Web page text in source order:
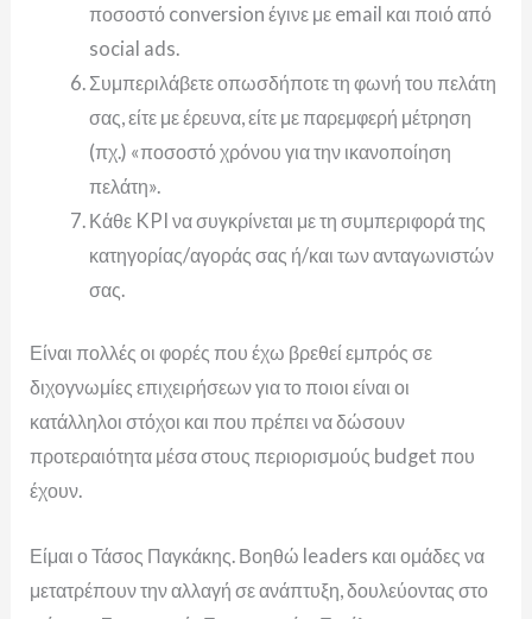
ποσοστό conversion έγινε με email και ποιό από
social ads.
Συμπεριλάβετε οπωσδήποτε τη φωνή του πελάτη
σας, είτε με έρευνα, είτε με παρεμφερή μέτρηση
(πχ.) «ποσοστό χρόνου για την ικανοποίηση
πελάτη».
Κάθε KPI να συγκρίνεται με τη συμπεριφορά της
κατηγορίας/αγοράς σας ή/και των ανταγωνιστών
σας.
Είναι πολλές οι φορές που έχω βρεθεί εμπρός σε
διχογνωμίες επιχειρήσεων για το ποιοι είναι οι
κατάλληλοι στόχοι και που πρέπει να δώσουν
προτεραιότητα μέσα στους περιορισμούς budget που
έχουν.
Είμαι ο Τάσος Παγκάκης. Βοηθώ leaders και ομάδες να
μετατρέπουν την αλλαγή σε ανάπτυξη, δουλεύοντας στο